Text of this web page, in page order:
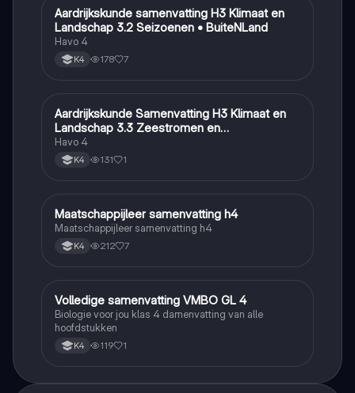
Aardrijkskunde
Aardrijkskunde samenvatting H3 Klimaat en
Landschap 3.2 Seizoenen • BuiteNLand
Havo 4
K4 178 7
Aardrijkskunde
Aardrijkskunde Samenvatting H3 Klimaat en
Landschap 3.3 Zeestromen en
Klimaatgebieden • BuiteNLand
Havo 4
K4 131 1
Maatschappijleer
Maatschappijleer samenvatting h4
Maatschappijleer samenvatting h4
K4 212 7
Biologie
Volledige samenvatting VMBO GL 4
Biologie voor jou klas 4 damenvatting van alle
hoofdstukken
K4 119 1